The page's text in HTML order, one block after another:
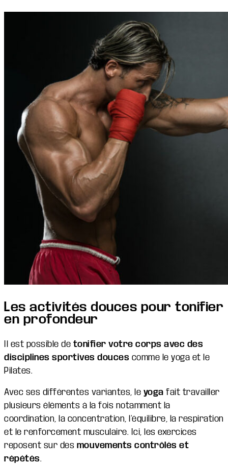
Les activités douces pour tonifier
en profondeur
Il est possible de tonifier votre corps avec des
disciplines sportives douces comme le yoga et le
Pilates.
Avec ses différentes variantes, le yoga fait travailler
plusieurs éléments à la fois notamment la
coordination, la concentration, l’équilibre, la respiration
et le renforcement musculaire. Ici, les exercices
reposent sur des mouvements contrôlés et
répétés.